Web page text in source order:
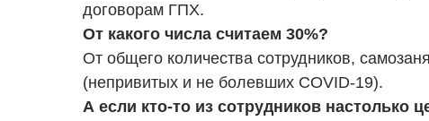
договорам ГПХ.
От какого числа считаем 30%?
От общего количества сотрудников,
(непривитых и не болевших COVID-19).
А если кто-то из сотрудников настолько